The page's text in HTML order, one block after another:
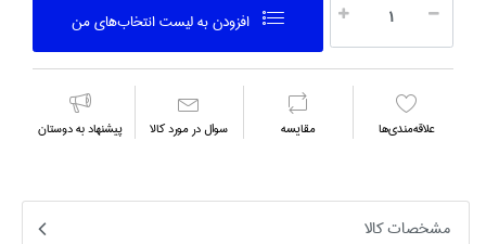
افزودن به ليست انتخاب‌هاي من
علاقه‌مندي‌ها مقايسه سوال در مورد كالا پیشنهاد به دوستان
مشخصات کالا